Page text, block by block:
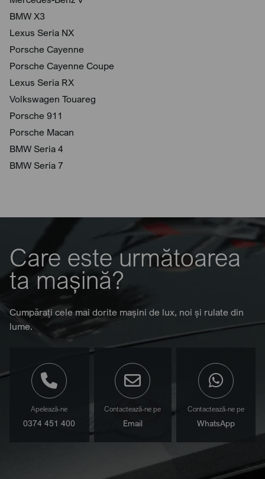
BMW X3
Lexus Seria NX
Porsche Cayenne
Porsche Cayenne Coupe
Lexus Seria RX
Volkswagen Touareg
Porsche 911
Porsche Macan
BMW Seria 4
BMW Seria 7
Care este următoarea
ta mașină?
Cumpărați cele mai dorite mașini de lux, noi și rulate din
lume.
Apelează-ne
0374 451 400
Contactează-ne pe
Email
Contactează-ne pe
WhatsApp